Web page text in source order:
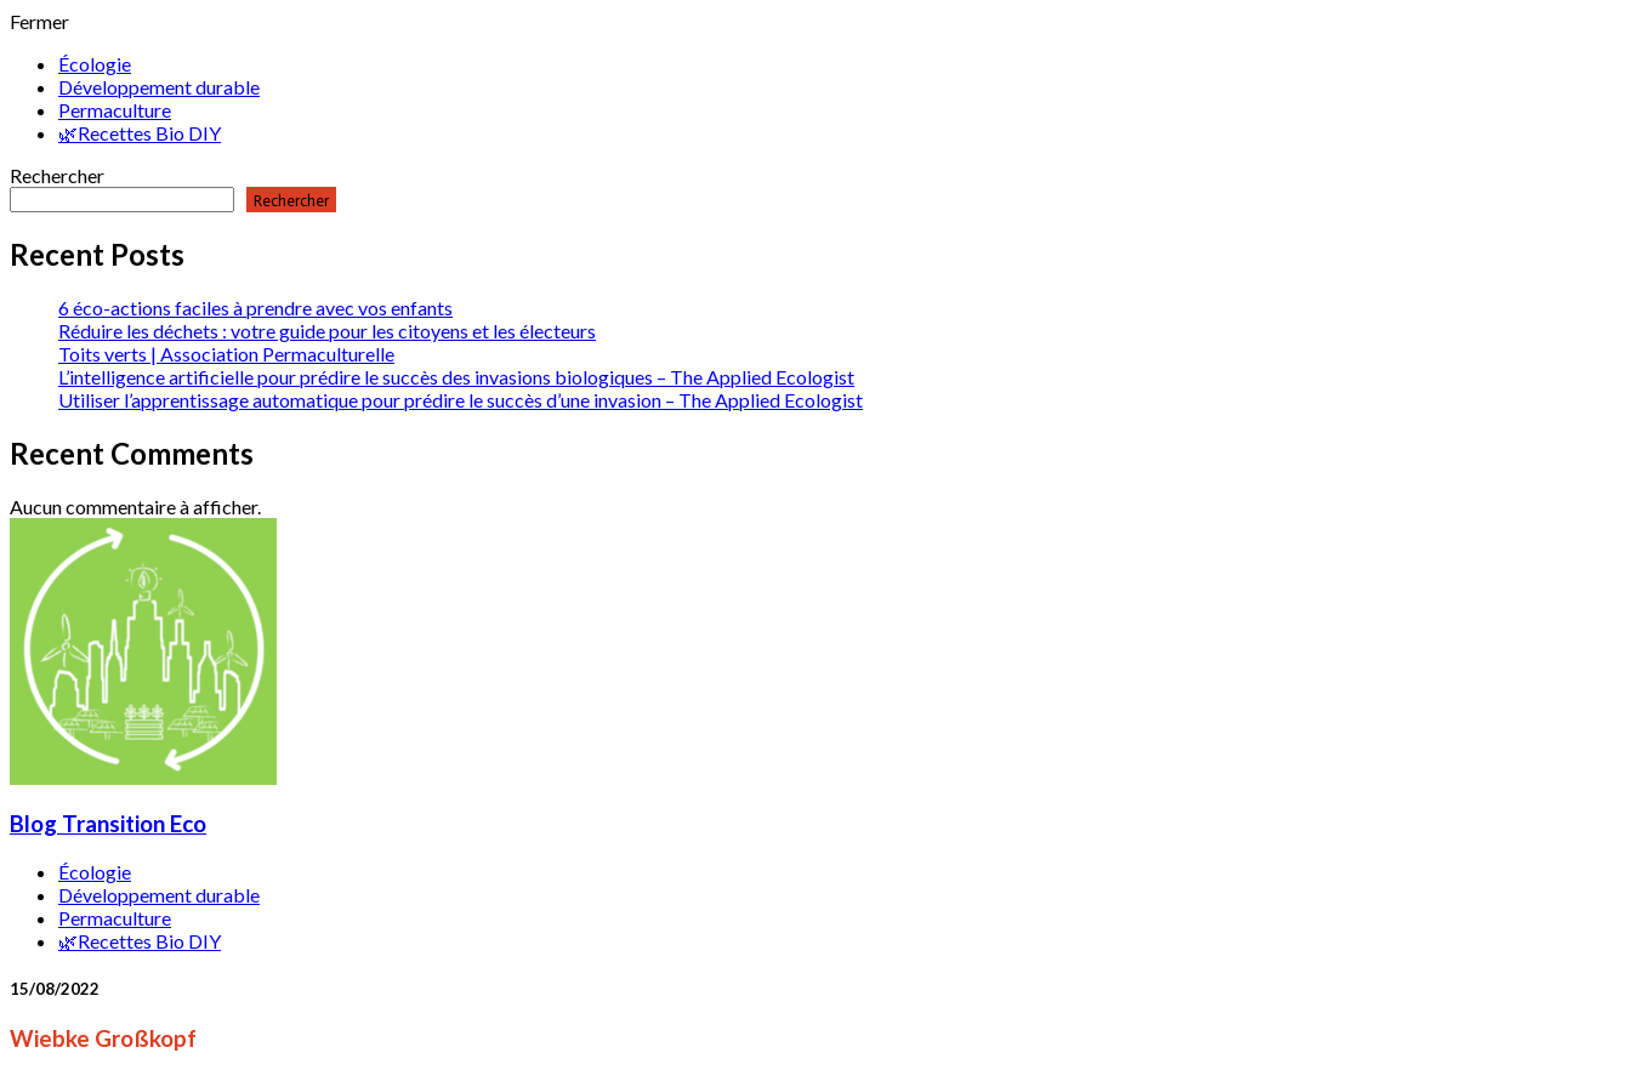
Fermer
Écologie
Développement durable
Permaculture
🌿Recettes Bio DIY
Rechercher
Rechercher
Recent Posts
6 éco-actions faciles à prendre avec vos enfants
Réduire les déchets : votre guide pour les citoyens et les électeurs
Toits verts | Association Permaculturelle
L’intelligence artificielle pour prédire le succès des invasions biologiques – The Applied Ecologist
Utiliser l’apprentissage automatique pour prédire le succès d’une invasion – The Applied Ecologist
Recent Comments
Aucun commentaire à afficher.
Blog Transition Eco
Écologie
Développement durable
Permaculture
🌿Recettes Bio DIY
15/08/2022
Wiebke Großkopf